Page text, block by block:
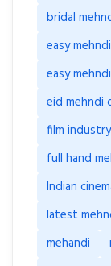
bridal
easy
easy
eid mehndi
film industry
full hand
Indian
latest
mehandi